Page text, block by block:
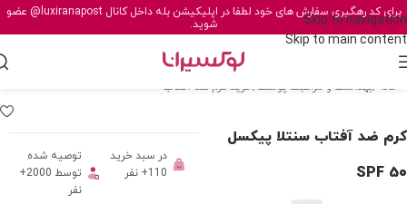
Skip to navigation
Skip to main content
برای کد رهگیری سفارش های خود لطفا در اپلیکیشن بله داخل کانال@luxiranapost عضو
شوید.
خانه /بهداشت و مراقبت پوست / خرید کرم ضد آفتاب
کرم ضد آفتاب سنتلا پیکسل
SPF 50
در سبد خرید
110+ نفر
توصیه شده
توسط 2000+
نفر